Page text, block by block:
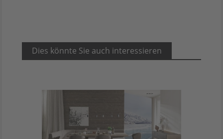
Dies könnte Sie auch interessieren